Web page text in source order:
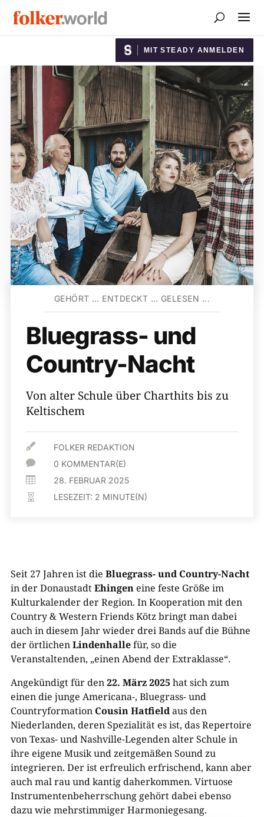
MIT STEADY ANMELDEN
GEHÖRT … ENTDECKT … GELESEN ...
Bluegrass- und
Country-Nacht
Von alter Schule über Charthits bis zu
Keltischem
 FOLKER REDAKTION
 0 KOMMENTAR(E)
 28. FEBRUAR 2025
 LESEZEIT: 2 MINUTE(N)
Seit 27 Jahren ist die Bluegrass- und Country-Nacht
in der DonaustadtEhingeneine feste Größe im
Kulturkalender der Region. In Kooperation mit den
Country & Western Friends Kötz bringt man dabei
auch in diesem Jahr wieder drei Bands auf die Bühne
der örtlichenLindenhallefür, so die
Veranstaltenden, „einen Abend der Extraklasse“.
Angekündigt für den22. März 2025hat sich zum
einen die junge Americana-, Bluegrass- und
Countryformation Cousin Hatfieldaus den
Niederlanden, deren Spezialität es ist, das Repertoire
von Texas- und Nashville-Legenden alter Schule in
ihre eigene Musik und zeitgemäßen Sound zu
integrieren. Der ist erfreulich erfrischend, kann aber
auch mal rau und kantig daherkommen. Virtuose
Instrumentenbeherrschung gehört dabei ebenso
dazu wie mehrstimmiger Harmoniegesang.